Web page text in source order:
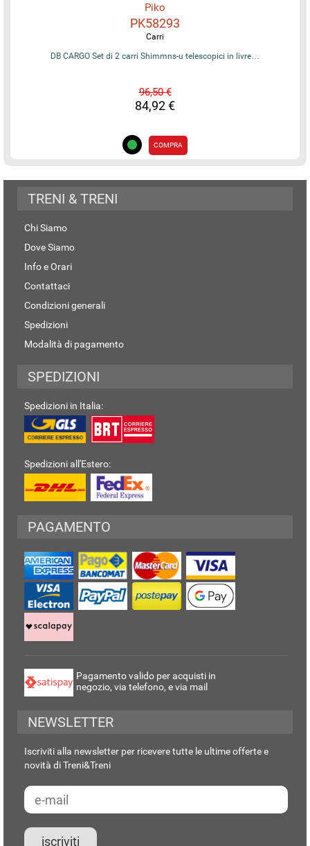
Piko
PK58293
Carri
DB CARGO Set di 2 carri Shimmns-u telescopici in livre…
96,50 €
84,92 €
COMPRA
TRENI & TRENI
Chi Siamo
Dove Siamo
Info e Orari
Contattaci
Condizioni generali
Spedizioni
Modalità di pagamento
SPEDIZIONI
Spedizioni in Italia:
Spedizioni all'Estero:
PAGAMENTO
Pagamento valido per acquisti in
negozio, via telefono, e via mail
NEWSLETTER
Iscriviti alla newsletter per ricevere tutte le ultime offerte e
novità di Treni&Treni